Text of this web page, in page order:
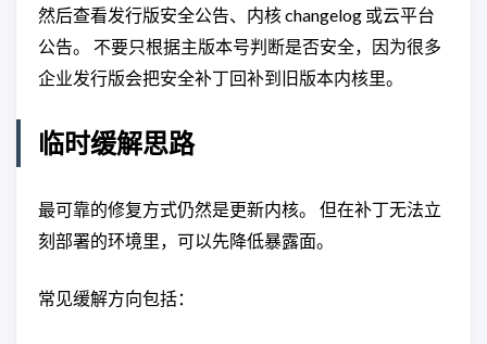
然后查看发行版安全公告、内核 changelog 或云平台
公告。 不要只根据主版本号判断是否安全，因为很多
企业发行版会把安全补丁回补到旧版本内核里。
临时缓解思路
最可靠的修复方式仍然是更新内核。 但在补丁无法立
刻部署的环境里，可以先降低暴露面。
常见缓解方向包括：